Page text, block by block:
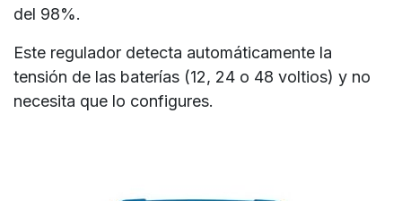
del 98%.
Este regulador detecta automáticamente la
tensión de las baterías (12, 24 o 48 voltios) y no
necesita que lo configures.